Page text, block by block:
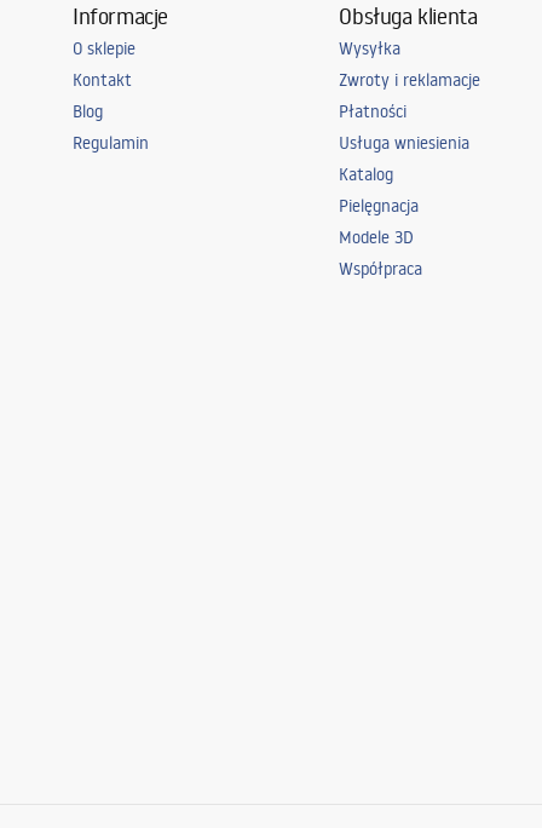
Informacje
O sklepie
Kontakt
Blog
Regulamin
Obsługa klienta
Wysyłka
Zwroty i reklamacje
Płatności
Usługa wniesienia
Katalog
Pielęgnacja
Modele 3D
Współpraca